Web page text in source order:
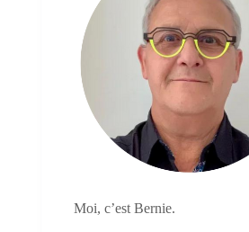
Moi, c’est Bernie.